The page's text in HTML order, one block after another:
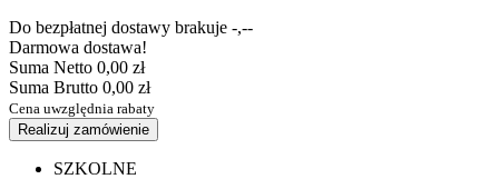
Do bezpłatnej dostawy brakuje -,--
Darmowa dostawa!
Suma Netto 0,00 zł
Suma Brutto 0,00 zł
Cena uwzględnia rabaty
Realizuj zamówienie
SZKOLNE